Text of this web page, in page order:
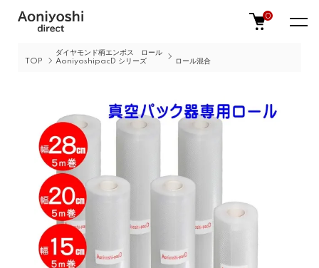
0
TOP
ダイヤモンド柄エンボス ロール
AoniyoshipacD シリーズ
ロール混合